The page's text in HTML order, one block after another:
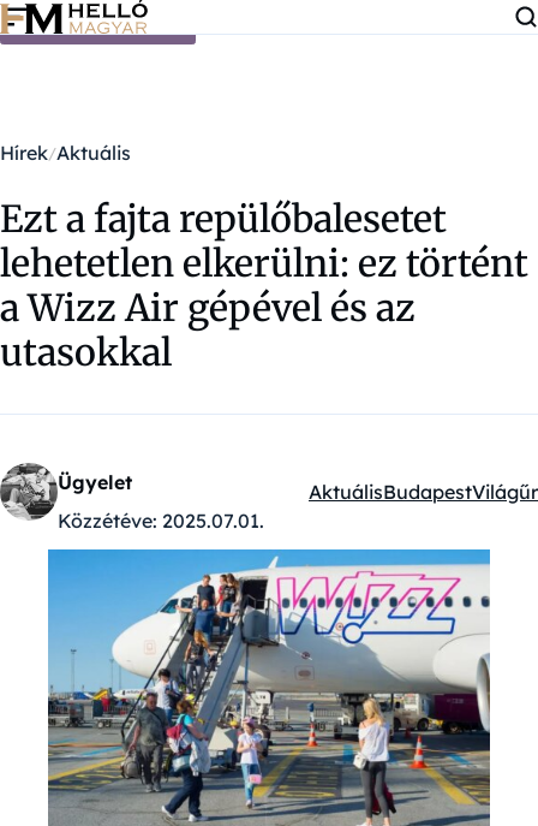
Ugrás a tartalomra
Hírek Aktuális
Ezt a fajta repülőbalesetet
lehetetlen elkerülni: ez történt
a Wizz Air gépével és az
utasokkal
Ügyelet
Közzétéve: 2025.07.01.
Kategóriák:
AktuálisBudapestVilágűr